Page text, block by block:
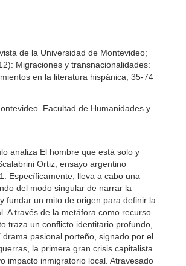
de la Universidad de Montevideo;
Migraciones y transnacionalidades:
en la literatura hispánica; 35-74
Facultad de Humanidades y
analiza El hombre que está solo y
Ortiz, ensayo argentino
Específicamente, lleva a cabo una
del modo singular de narrar la
fundar un mito de origen para definir la
A través de la metáfora como recurso
traza un conflicto identitario profundo,
pasional porteño, signado por el
la primera gran crisis capitalista
impacto inmigratorio local. Atravesado